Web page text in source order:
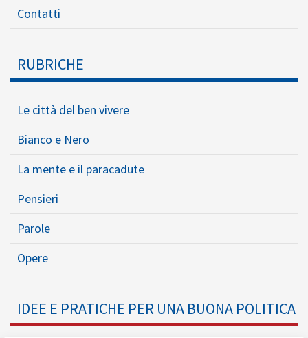
Contatti
RUBRICHE
Le città del ben vivere
Bianco e Nero
La mente e il paracadute
Pensieri
Parole
Opere
IDEE E PRATICHE PER UNA BUONA POLITICA